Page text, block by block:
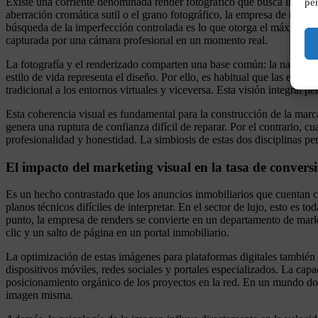
aberración cromática sutil o el grano fotográfico, la empresa de
búsqueda de la imperfección controlada es lo que otorga el máximo
capturada por una cámara profesional en un momento real.
La fotografía y el renderizado comparten una base común: la
estilo de vida representa el diseño. Por ello, es habitual que las
tradicional a los entornos virtuales y viceversa. Esta visión integral
Esta coherencia visual es fundamental para la construcción de la
genera una ruptura de confianza difícil de reparar. Por el contrario,
profesionalidad y honestidad. La simbiosis de estas dos disciplinas
El impacto del marketing visual en la tasa de
Es un hecho contrastado que los anuncios inmobiliarios que
planos técnicos difíciles de interpretar. En el sector de lujo, esto es
punto, la empresa de renders se convierte en un departamento de
clic y un salto de página en un portal inmobiliario.
La optimización de estas imágenes para plataformas digitales
dispositivos móviles, redes sociales y portales especializados. La
posicionamiento orgánico de los proyectos en la red. En un mundo
imagen misma.